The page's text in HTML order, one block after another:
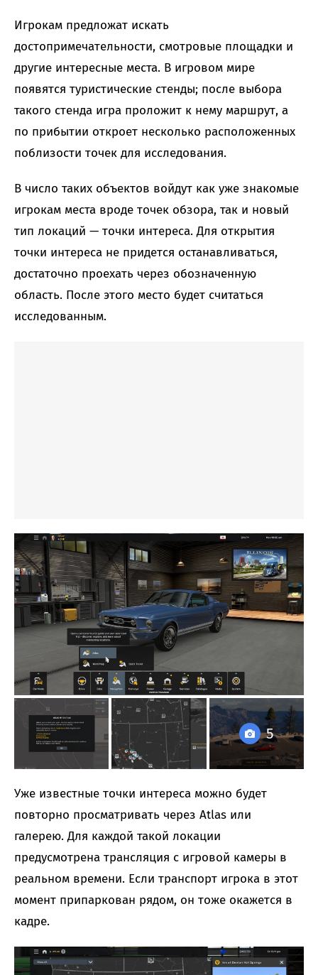
Игрокам предложат искать
достопримечательности, смотровые площадки и
другие интересные места. В игровом мире
появятся туристические стенды; после выбора
такого стенда игра проложит к нему маршрут, а
по прибытии откроет несколько расположенных
поблизости точек для исследования.
В число таких объектов войдут как уже знакомые
игрокам места вроде точек обзора, так и новый
тип локаций — точки интереса. Для открытия
точки интереса не придется останавливаться,
достаточно проехать через обозначенную
область. После этого место будет считаться
исследованным.
5
Уже известные точки интереса можно будет
повторно просматривать через Atlas или
галерею. Для каждой такой локации
предусмотрена трансляция с игровой камеры в
реальном времени. Если транспорт игрока в этот
момент припаркован рядом, он тоже окажется в
кадре.